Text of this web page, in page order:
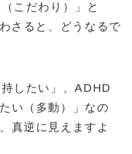
こだわり）」と
さると、どうなるで
したい」、ADHD
い（多動）」なの
真逆に見えますよ